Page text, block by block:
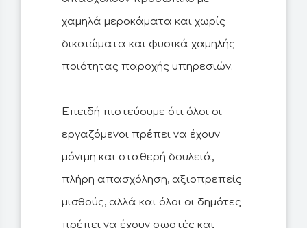
χαμηλά μεροκάματα και χωρίς
δικαιώματα και φυσικά χαμηλής
ποιότητας παροχής υπηρεσιών.
Επειδή πιστεύουμε ότι όλοι οι
εργαζόμενοι πρέπει να έχουν
μόνιμη και σταθερή δουλειά,
πλήρη απασχόληση, αξιοπρεπείς
μισθούς, αλλά και όλοι οι δημότες
πρέπει να έχουν σωστές και